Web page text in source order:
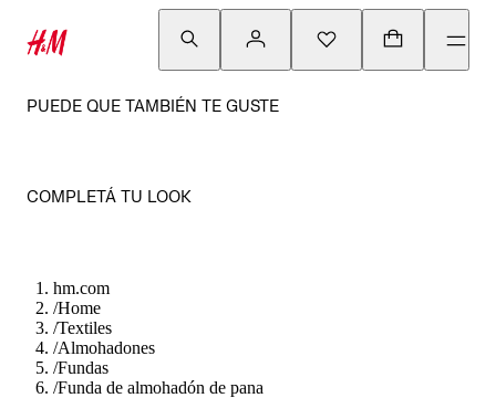
PUEDE QUE TAMBIÉN TE GUSTE
COMPLETÁ TU LOOK
hm.com
/Home
/Textiles
/Almohadones
/Fundas
/Funda de almohadón de pana